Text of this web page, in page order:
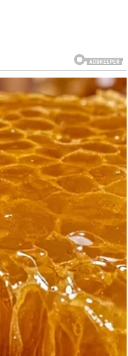
braku.
dolaze same.
i nesigurnosti, dolazi